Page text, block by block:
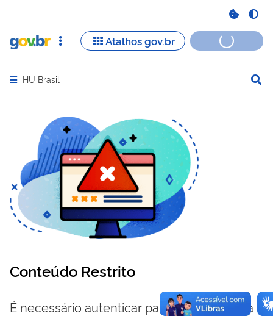
Abrir menu principal de navegação
HU Brasil
Conteúdo Restrito
É necessário autenticar para visualizar essa